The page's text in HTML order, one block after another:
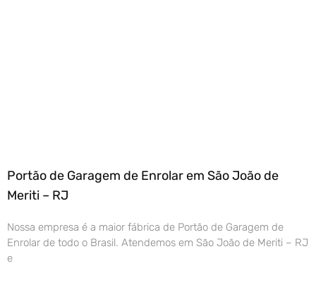
Portão de Garagem de Enrolar em São João de
Meriti – RJ
Nossa empresa é a maior fábrica de Portão de Garagem de
Enrolar de todo o Brasil. Atendemos em São João de Meriti – RJ
e